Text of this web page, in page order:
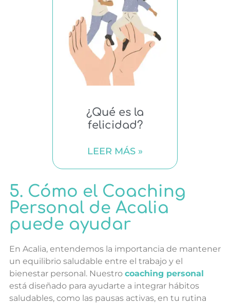
¿Qué es la
felicidad?
LEER MÁS »
5. Cómo el Coaching
Personal de Acalia
puede ayudar
En Acalia, entendemos la importancia de mantener
un equilibrio saludable entre el trabajo y el
bienestar personal. Nuestro coaching personal
está diseñado para ayudarte a integrar hábitos
saludables, como las pausas activas, en tu rutina